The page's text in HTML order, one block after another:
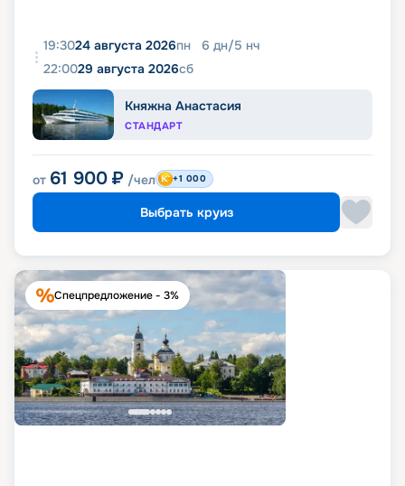
19:3024 августа 2026пн 6 дн/5 нч
22:0029 августа 2026сб
Княжна Анастасия
СТАНДАРТ
от 61 900 ₽ /чел +1 000
Выбрать круиз
Спецпредложение - 3%